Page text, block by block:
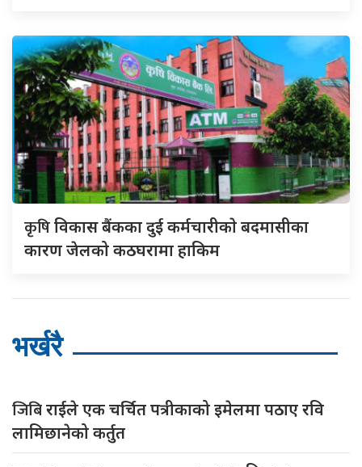
कृषिविकास बैंकका दुई कर्मचारीकाे बदमासीका
कारण जेलको कठघरामा हाकिम
भर्खरै
जिबिराईले एक चर्चित पत्रीकाको इमेलमा पठाए रवि
लामिछानेको कर्तुत